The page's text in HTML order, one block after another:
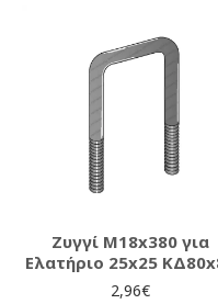
Ζυγγί Μ18x380 για
Ελατήριο 25x25
2,96€